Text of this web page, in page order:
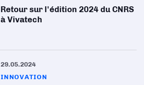
Retour sur l'édition 2024 du CNRS
à Vivatech
29.05.2024
INNOVATION